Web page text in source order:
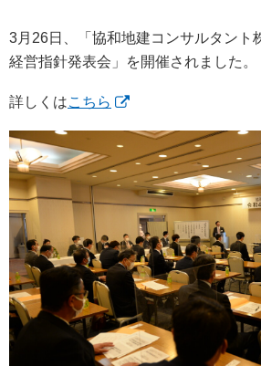
3月26日、「協和地建コンサルタン
経営指針発表会」を開催されました。
詳しくはこちら